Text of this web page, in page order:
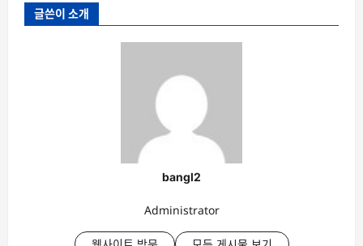
글쓴이 소개
bangl2
Administrator